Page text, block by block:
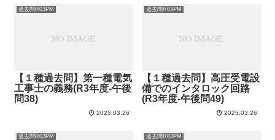
過去問R03PM
【１種過去問】第一種電気
工事士の義務(R3年度-午後
問38)
2025.03.26
過去問R03PM
【１種過去問】高圧受電設
備でのインタロック回路
(R3年度-午後問49)
2025.03.26
過去問R03PM 過去問R03PM